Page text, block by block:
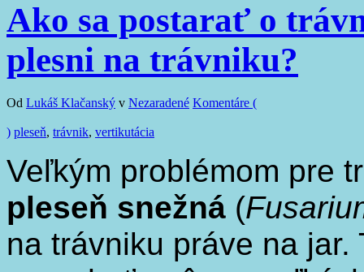
Ako sa postarať o
plesni na trávniku?
Od Lukáš Klačanský v Nezaradené Komentáre (
) pleseň, trávnik, vertikutácia
Veľkým problémom pre
pleseň snežná (
na trávniku práve na